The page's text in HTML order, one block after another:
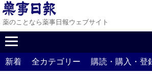
薬のことなら薬事日報ウェブサイト
新着 全カテゴリー 購読・購入・登